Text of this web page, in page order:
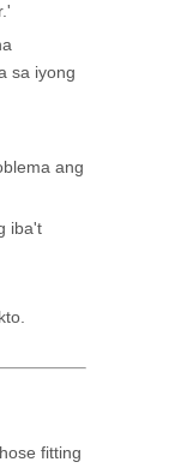
sa iyong
ang
iba't
fitting